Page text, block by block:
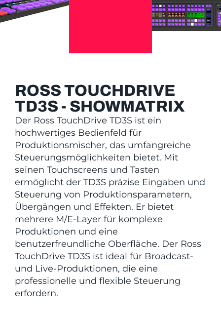
ROSS TOUCHDRIVE
TD3S - SHOWMATRIX
Der Ross TouchDrive TD3S ist ein
hochwertiges Bedienfeld für
Produktionsmischer, das umfangreiche
Steuerungsmöglichkeiten bietet. Mit
seinen Touchscreens und Tasten
ermöglicht der TD3S präzise Eingaben und
Steuerung von Produktionsparametern,
Übergängen und Effekten. Er bietet
mehrere M/E-Layer für komplexe
Produktionen und eine
benutzerfreundliche Oberfläche. Der Ross
TouchDrive TD3S ist ideal für Broadcast-
und Live-Produktionen, die eine
professionelle und flexible Steuerung
erfordern.